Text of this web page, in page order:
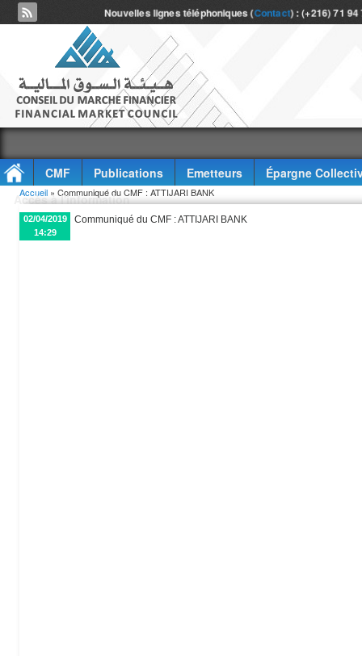
Nouvelles lignes téléphoniques (Contact) : (+216) 71
CMF Publications Emetteurs
Épargne
Accès à l'information
Vous êtes ici
Accueil » Communiqué du CMF : ATTIJARI BANK
02/04/2019
14:29
Communiqué du CMF : ATTIJARI BANK